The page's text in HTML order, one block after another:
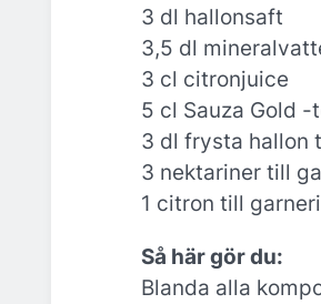
3 dl hallonsaft
3,5 dl
3 cl citronjuice
5 cl Sauza Gold -
3 dl frysta hallon
3 nektariner till
1 citron till
Så här gör du:
Blanda alla